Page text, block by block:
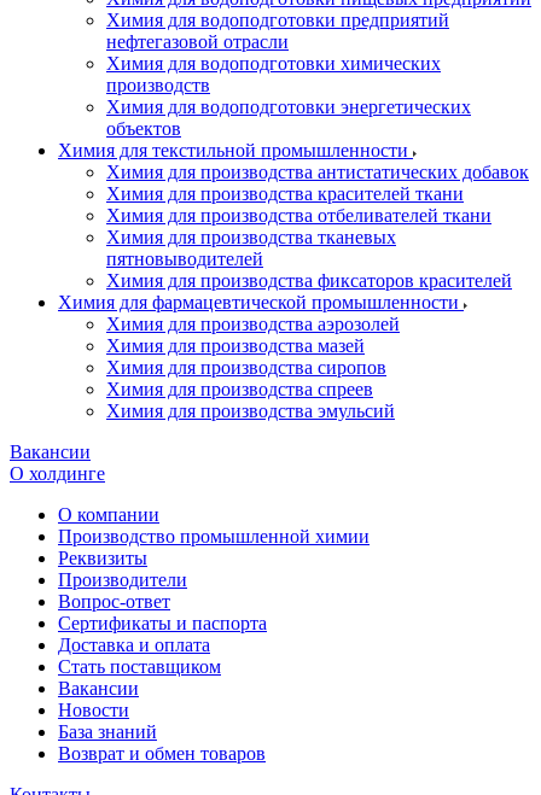
Химия для водоподготовки предприятий
нефтегазовой отрасли
Химия для водоподготовки химических
производств
Химия для водоподготовки энергетических
объектов
Химия для текстильной промышленности
Химия для производства антистатических добавок
Химия для производства красителей ткани
Химия для производства отбеливателей ткани
Химия для производства тканевых
пятновыводителей
Химия для производства фиксаторов красителей
Химия для фармацевтической промышленности
Химия для производства аэрозолей
Химия для производства мазей
Химия для производства сиропов
Химия для производства спреев
Химия для производства эмульсий
Вакансии
О холдинге
О компании
Производство промышленной химии
Реквизиты
Производители
Вопрос-ответ
Сертификаты и паспорта
Доставка и оплата
Стать поставщиком
Вакансии
Новости
База знаний
Возврат и обмен товаров